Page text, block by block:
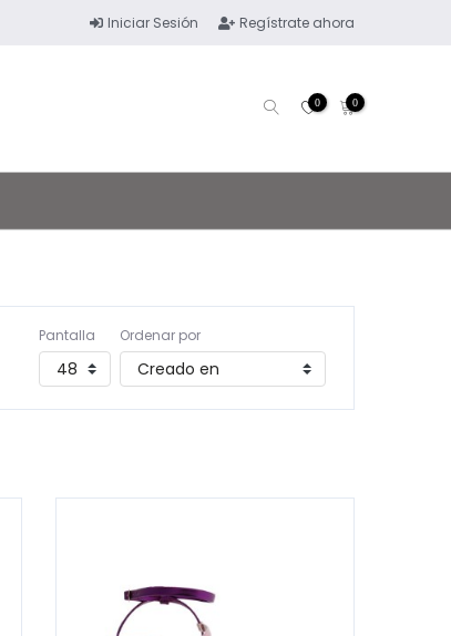
Iniciar Sesión Regístrate ahora
0 0
Pantalla Ordenar por